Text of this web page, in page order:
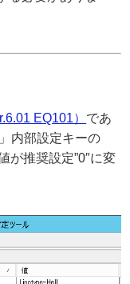
EQ101） であ
内部設定キーの
が推奨設定”0″に変